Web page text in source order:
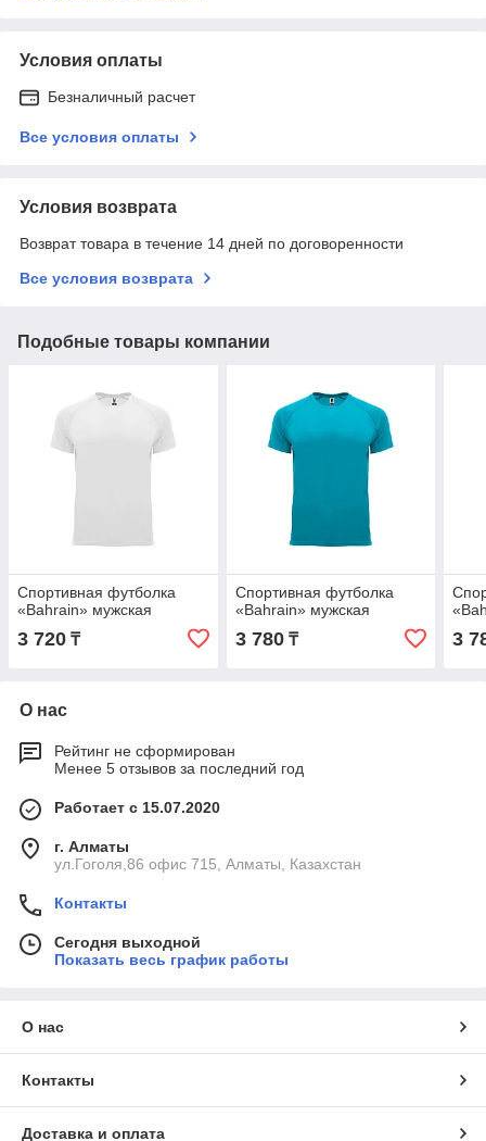
Условия оплаты
Безналичный расчет
Все условия оплаты
Условия возврата
Возврат товара в течение 14 дней по договоренности
Все условия возврата
Подобные товары компании
Спортивная футболка
«Bahrain» мужская
3 720 ₸
Спортивная футболка
«Bahrain» мужская
3 780₸ 3
О нас
Рейтинг не сформирован
Менее 5 отзывов за последний год
Работает с 15.07.2020
г. Алматы
ул.Гоголя,86 офис 715, Алматы, Казахстан
Контакты
Сегодня выходной
Показать весь график работы
О нас
Контакты
Доставка и оплата